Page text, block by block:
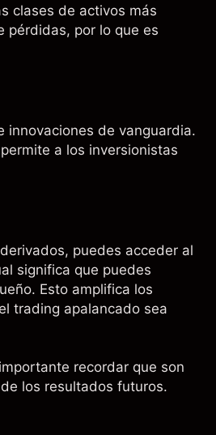
clases de activos más
pérdidas, por lo que es
innovaciones de vanguardia.
a los inversionistas
puedes acceder al
significa que puedes
Esto amplifica los
trading apalancado sea
recordar que son
los resultados futuros.